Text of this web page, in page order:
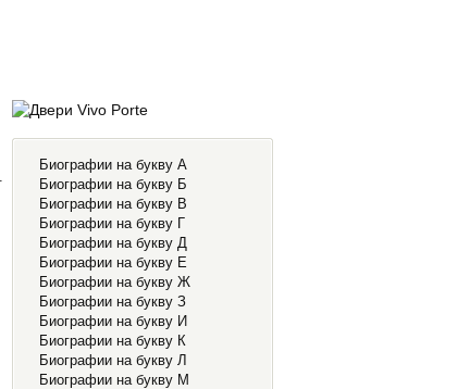
Биографии на букву А
Биографии на букву Б
Биографии на букву В
Биографии на букву Г
Биографии на букву Д
Биографии на букву Е
Биографии на букву Ж
Биографии на букву З
Биографии на букву И
Биографии на букву К
Биографии на букву Л
Биографии на букву М